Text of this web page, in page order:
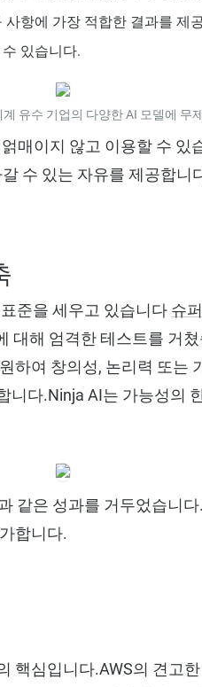
항에 가장 적합한 결과를 제
있습니다.
유수 기업의 다양한 AI 모델에 무
매이지 않고 이용할 수 있
수 있는 자유를 제공합니
준을 세우고 있습니다 슈
대해 엄격한 테스트를 거
하여 창의성, 논리력 또는
니다.Ninja AI는 가능성의
같은 성과를 거두었습니다.
합니다.
핵심입니다.AWS의 견고